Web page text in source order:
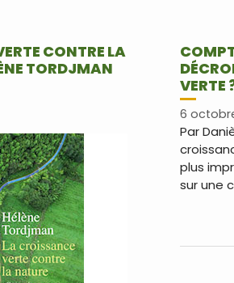
CONTRE LA
TORDJMAN
VERTE
6
Par
plus
sur une